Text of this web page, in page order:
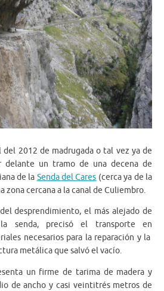
2012 de madrugada o tal vez ya de
delante un tramo de una decena de
de la Senda del Cares (cerca ya de la
zona cercana a la canal de Culiembro.
desprendimiento, el más alejado de
senda, precisó el transporte en
necesarios para la reparación y la
metálica que salvó el vacío.
un firme de tarima de madera y
de ancho y casi veintitrés metros de